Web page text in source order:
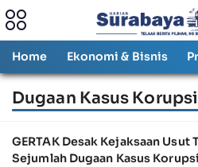
Home Ekonomi & Bisnis
Dugaan Kasus
GERTAK Desak Kejaksaan Usut
Sejumlah Dugaan Kasus